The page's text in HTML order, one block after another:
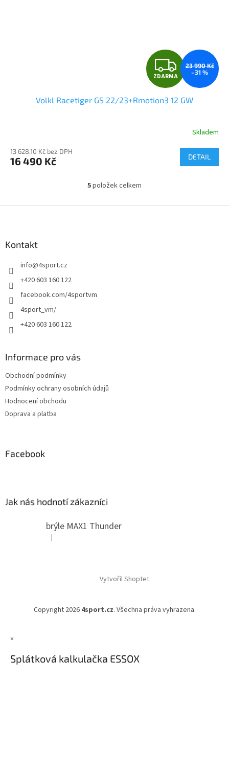
Z
D
A
M
A
ZDARMA
23 990 Kč
–31 %
Volkl Racetiger GS 22/23+Rmotion3 12 GW
Skladem
13 628,10 Kč bez DPH
16 490 Kč DETAIL
O
l
5položek celkem
Kontakt
info@4sport.cz
+420 603 160 122
facebook.com/4sportvm
4sport_vm/
+420 603 160 122
Informace pro vás
Obchodní podmínky
Podmínky ochrany osobních údajů
Hodnocení obchodu
Doprava a platba
Facebook
Jak nás hodnotí zákazníci
brýle MAX1 Thunder
Hodnocení produktu je 5 z 5 hvězdiček.
|
Vytvořil Shoptet
Copyright 2026 4sport.cz. Všechna práva vyhrazena.
×
Splátková kalkulačka ESSOX